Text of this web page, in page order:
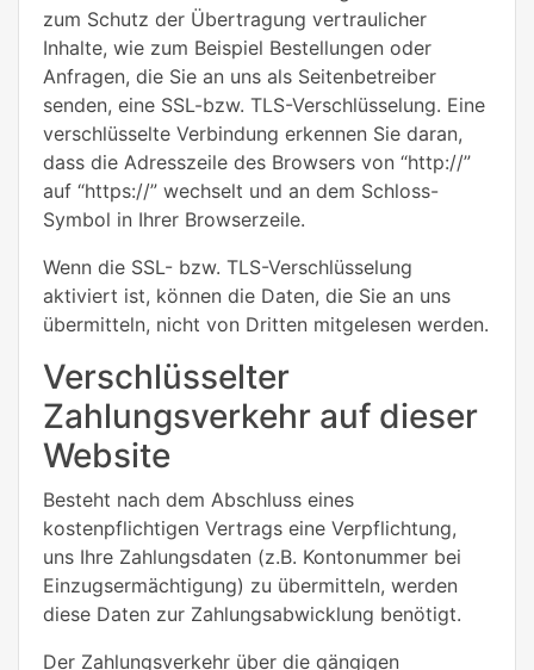
zum Schutz der Übertragung vertraulicher
Inhalte, wie zum Beispiel Bestellungen oder
Anfragen, die Sie an uns als Seitenbetreiber
senden, eine SSL-bzw. TLS-Verschlüsselung. Eine
verschlüsselte Verbindung erkennen Sie daran,
dass die Adresszeile des Browsers von “http://”
auf “https://” wechselt und an dem Schloss-
Symbol in Ihrer Browserzeile.
Wenn die SSL- bzw. TLS-Verschlüsselung
aktiviert ist, können die Daten, die Sie an uns
übermitteln, nicht von Dritten mitgelesen werden.
Verschlüsselter
Zahlungsverkehr auf dieser
Website
Besteht nach dem Abschluss eines
kostenpflichtigen Vertrags eine Verpflichtung,
uns Ihre Zahlungsdaten (z.B. Kontonummer bei
Einzugsermächtigung) zu übermitteln, werden
diese Daten zur Zahlungsabwicklung benötigt.
Der Zahlungsverkehr über die gängigen